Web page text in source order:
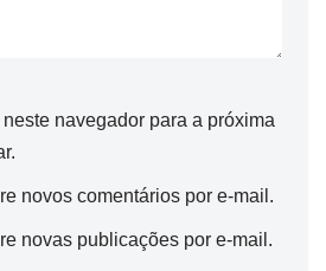
navegador para a próxima
novos comentários por e-mail.
novas publicações por e-mail.